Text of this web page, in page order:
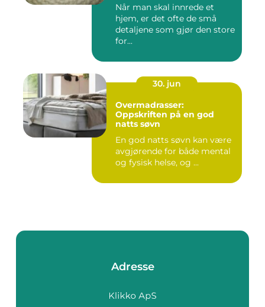
Når man skal innrede et
hjem, er det ofte de små
detaljene som gjør den store
for...
30. jun
Overmadrasser:
Oppskriften på en god
natts søvn
En god natts søvn kan være
avgjørende for både mental
og fysisk helse, og ...
Adresse